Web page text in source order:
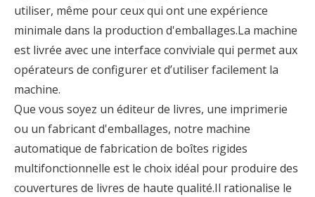
utiliser, même pour ceux qui ont une expérience
minimale dans la production d'emballages.La machine
est livrée avec une interface conviviale qui permet aux
opérateurs de configurer et d’utiliser facilement la
machine.
Que vous soyez un éditeur de livres, une imprimerie
ou un fabricant d'emballages, notre machine
automatique de fabrication de boîtes rigides
multifonctionnelle est le choix idéal pour produire des
couvertures de livres de haute qualité.Il rationalise le